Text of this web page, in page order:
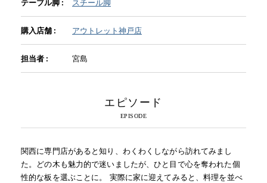
お問い合わせ
テーブル脚 : スチール脚
購入店舗 : アウトレット神戸店
担当者 : 宮島
エピソード
関西に専門店があると知り、わくわくしながら訪れてみまし
た。どの木も魅力的で迷いましたが、ひと目で心を奪われた個
性的な板を選ぶことに。 実際に家に迎えてみると、料理を並べ